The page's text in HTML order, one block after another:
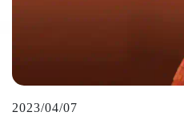
2023/04/07